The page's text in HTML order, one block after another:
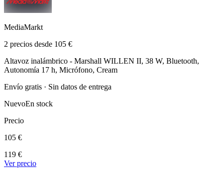
MediaMarkt
2 precios desde 105 €
Altavoz inalámbrico - Marshall WILLEN II, 38 W, Bluetooth,
Autonomía 17 h, Micrófono, Cream
Envío gratis · Sin datos de entrega
NuevoEn stock
Precio
105 €
119 €
Ver precio